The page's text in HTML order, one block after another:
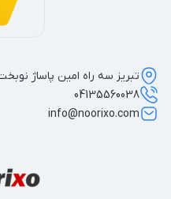
تبریز سه راه امین پاساژ
04135560038
info@noorixo.com